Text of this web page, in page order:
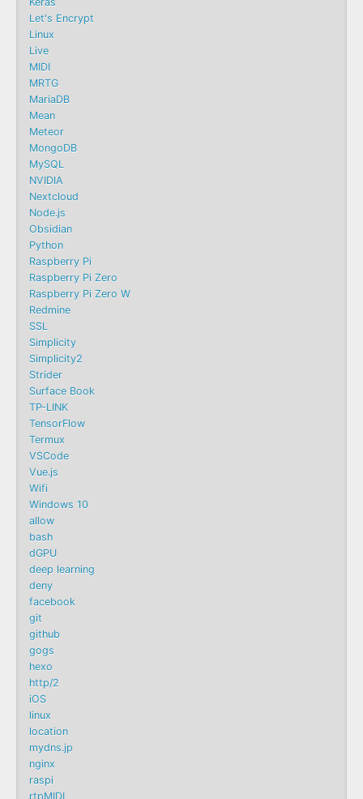
Let's Encrypt
Linux
Live
MIDI
MRTG
MariaDB
Mean
Meteor
MongoDB
MySQL
NVIDIA
Nextcloud
Node.js
Obsidian
Python
Raspberry Pi
Raspberry Pi Zero
Raspberry Pi Zero W
Redmine
SSL
Simplicity
Simplicity2
Strider
Surface Book
TP-LINK
TensorFlow
Termux
VSCode
Vue.js
Wifi
Windows 10
allow
bash
dGPU
deep learning
deny
facebook
git
github
gogs
hexo
http/2
iOS
linux
location
mydns.jp
nginx
raspi
rtpMIDI